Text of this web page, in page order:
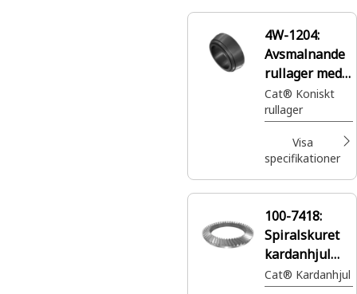
4W-1204:
Avsmalnande
rullager med
innerdiameter
35 mm
Cat® Koniskt
rullager
Visa
specifikationer
100-7418:
Spiralskuret
kardanhjul
med 53 kuggar
Cat® Kardanhjul